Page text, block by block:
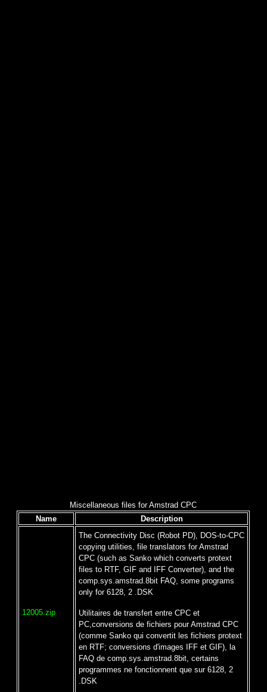
Miscellaneous files for Amstrad CPC
Name
Description
12005.zip
The Connectivity Disc (Robot PD), DOS-to-CPC
copying utilities, file translators for Amstrad
CPC (such as Sanko which converts protext
files to RTF, GIF and IFF Converter), and the
comp.sys.amstrad.8bit FAQ, some programs
only for 6128, 2 .DSK
Utilitaires de transfert entre CPC et
PC,conversions de fichiers pour Amstrad CPC
(comme Sanko qui convertit les fichiers protext
en RTF; conversions d'images IFF et GIF), la
FAQ de comp.sys.amstrad.8bit, certains
programmes ne fonctionnent que sur 6128, 2
.DSK